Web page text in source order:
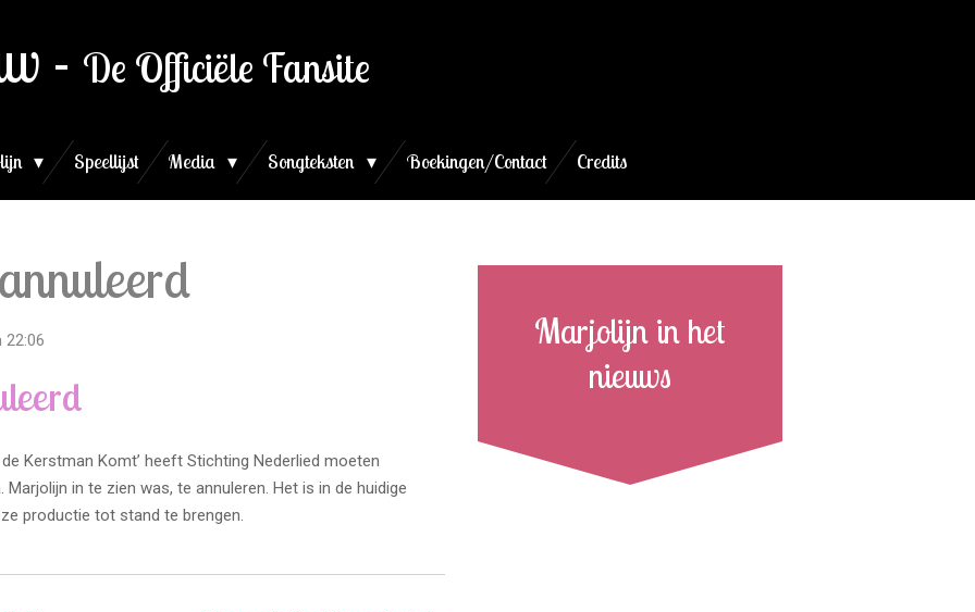
- De Officiële Fansite
Speellijst Media Songteksten Boekingen/Contact Credits
22:06
Kerstman Komt’ heeft Stichting Nederlied moeten
in te zien was, te annuleren. Het is in de huidige
productie tot stand te brengen.
Marjolijn in het
nieuws